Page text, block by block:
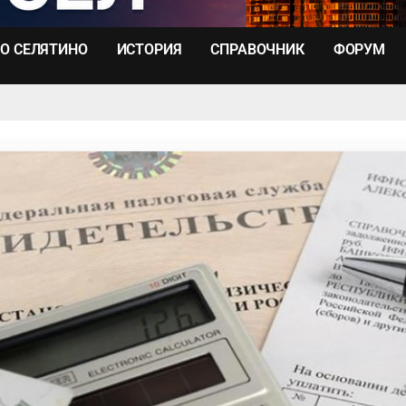
О СЕЛЯТИНО ИСТОРИЯ СПРАВОЧНИК ФОРУМ